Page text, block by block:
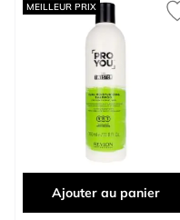
MEILLEUR PRIX
Ajouter au panier